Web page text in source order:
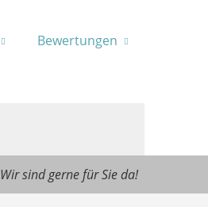
Bewertungen
Wir sind gerne für Sie da!